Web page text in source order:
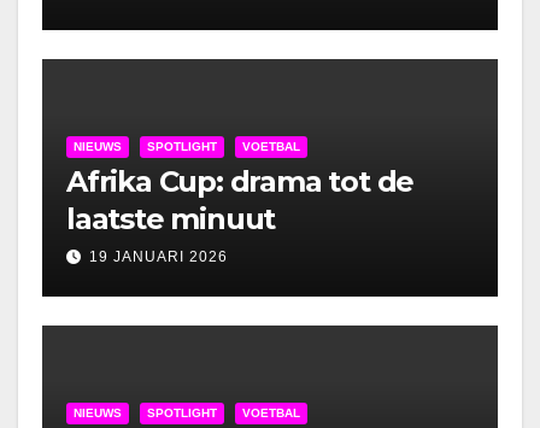
NIEUWS SPOTLIGHT VOETBAL
Afrika Cup: drama tot de
laatste minuut
19 JANUARI 2026
NIEUWS SPOTLIGHT VOETBAL